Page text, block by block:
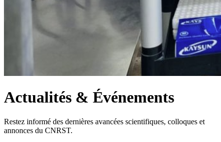
Actualités & Événements
Restez informé des dernières avancées scientifiques, colloques et
annonces du CNRST.